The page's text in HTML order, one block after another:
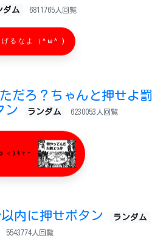
ダム 6811765人回覧
げるなよ（^ω^ )
だろ？ちゃんと押せよ罰
ン
ランダム 6230053人回覧
＜)ｷｬｰ
内に押せボタン ランダム
5543774人回覧